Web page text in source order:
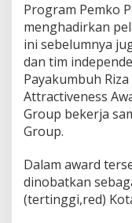
Program Pemko
menghadirkan
ini sebelumnya
dan tim
Payakumbuh
Attractiveness
Group bekerja
Group.
Dalam award
dinobatkan
(tertinggi,red)